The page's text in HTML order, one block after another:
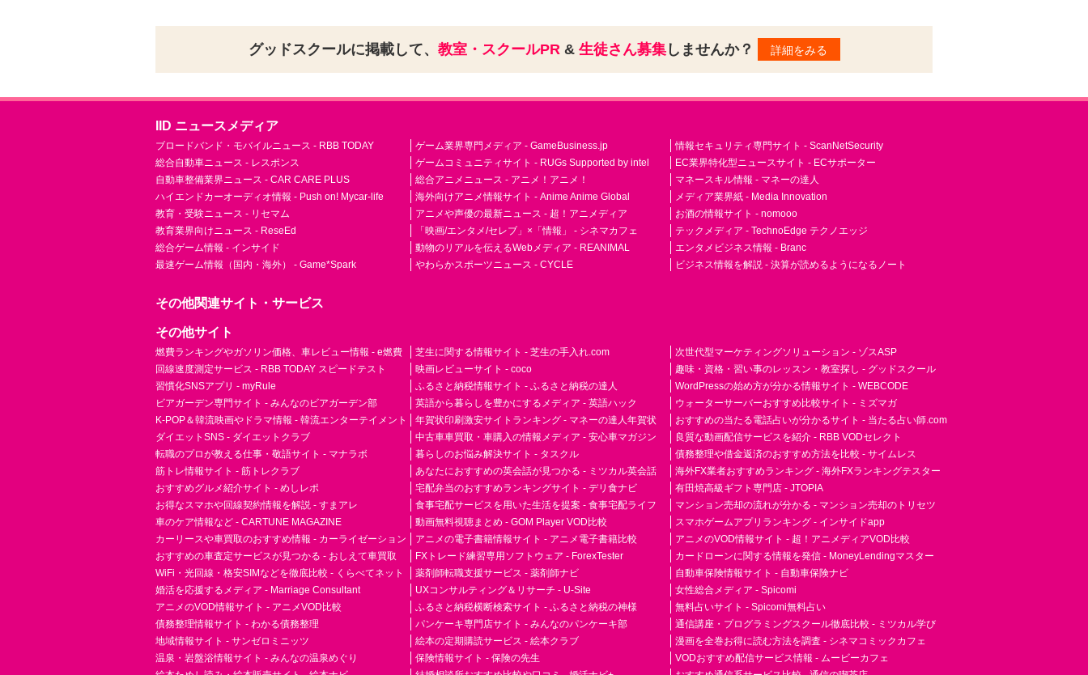
グッドスクールに掲載して、 教室・スクールPR& 生徒さん募集しませんか？ 詳細をみる
IID ニュースメディア
ブロードバンド・モバイルニュース - RBB TODAY
総合自動車ニュース - レスポンス
自動車整備業界ニュース - CAR CARE PLUS
ハイエンドカーオーディオ情報 - Push on! Mycar-life
教育・受験ニュース - リセマム
教育業界向けニュース - ReseEd
総合ゲーム情報 - インサイド
最速ゲーム情報（国内・海外） - Game*Spark
ゲーム業界専門メディア - GameBusiness.jp
ゲームコミュニティサイト - RUGs Supported by intel
総合アニメニュース - アニメ！アニメ！
海外向けアニメ情報サイト - Anime Anime Global
アニメや声優の最新ニュース - 超！アニメディア
「映画/エンタメ/セレブ」×「情報」 - シネマカフェ
動物のリアルを伝えるWebメディア - REANIMAL
やわらかスポーツニュース - CYCLE
情報セキュリティ専門サイト - ScanNetSecurity
EC業界特化型ニュースサイト - ECサポーター
マネースキル情報 - マネーの達人
メディア業界紙 - Media Innovation
お酒の情報サイト - nomooo
テックメディア - TechnoEdge テクノエッジ
エンタメビジネス情報 - Branc
ビジネス情報を解説 - 決算が読めるようになるノート
その他関連サイト・サービス
その他サイト
燃費ランキングやガソリン価格、車レビュー情報 - e燃費
回線速度測定サービス - RBB TODAY スピードテスト
習慣化SNSアプリ - myRule
ビアガーデン専門サイト - みんなのビアガーデン部
K-POP＆韓流映画やドラマ情報 - 韓流エンターテイメント
ダイエットSNS - ダイエットクラブ
転職のプロが教える仕事・敬語サイト - マナラボ
筋トレ情報サイト - 筋トレクラブ
おすすめグルメ紹介サイト - めしレポ
お得なスマホや回線契約情報を解説 - すまアレ
車のケア情報など - CARTUNE MAGAZINE
カーリースや車買取のおすすめ情報 - カーライゼーション
おすすめの車査定サービスが見つかる - おしえて車買取
WiFi・光回線・格安SIMなどを徹底比較 - くらべてネット
婚活を応援するメディア - Marriage Consultant
アニメのVOD情報サイト - アニメVOD比較
債務整理情報サイト - わかる債務整理
地域情報サイト - サンゼロミニッツ
温泉・岩盤浴情報サイト - みんなの温泉めぐり
芝生に関する情報サイト - 芝生の手入れ.com
映画レビューサイト - coco
ふるさと納税情報サイト - ふるさと納税の達人
英語から暮らしを豊かにするメディア - 英語ハック
年賀状印刷激安サイトランキング - マネーの達人年賀状
中古車車買取・車購入の情報メディア - 安心車マガジン
暮らしのお悩み解決サイト - タスクル
あなたにおすすめの英会話が見つかる - ミツカル英会話
宅配弁当のおすすめランキングサイト - デリ食ナビ
食事宅配サービスを用いた生活を提案 - 食事宅配ライフ
動画無料視聴まとめ - GOM Player VOD比較
アニメの電子書籍情報サイト - アニメ電子書籍比較
FXトレード練習専用ソフトウェア - ForexTester
薬剤師転職支援サービス - 薬剤師ナビ
UXコンサルティング＆リサーチ - U-Site
ふるさと納税横断検索サイト - ふるさと納税の神様
パンケーキ専門店サイト - みんなのパンケーキ部
絵本の定期購読サービス - 絵本クラブ
保険情報サイト - 保険の先生
次世代型マーケティングソリューション - ゾスASP
趣味・資格・習い事のレッスン・教室探し - グッドスクール
WordPressの始め方が分かる情報サイト - WEBCODE
ウォーターサーバーおすすめ比較サイト - ミズマガ
おすすめの当たる電話占いが分かるサイト - 当たる占い師.com
良質な動画配信サービスを紹介 - RBB VODセレクト
債務整理や借金返済のおすすめ方法を比較 - サイムレス
海外FX業者おすすめランキング - 海外FXランキングテスター
有田焼高級ギフト専門店 - JTOPIA
マンション売却の流れが分かる - マンション売却のトリセツ
スマホゲームアプリランキング - インサイドapp
アニメのVOD情報サイト - 超！アニメディアVOD比較
カードローンに関する情報を発信 - MoneyLendingマスター
自動車保険情報サイト - 自動車保険ナビ
女性総合メディア - Spicomi
無料占いサイト - Spicomi無料占い
通信講座・プログラミングスクール徹底比較 - ミツカル学び
漫画を全巻お得に読む方法を調査 - シネマコミックカフェ
VODおすすめ配信サービス情報 - ムービーカフェ